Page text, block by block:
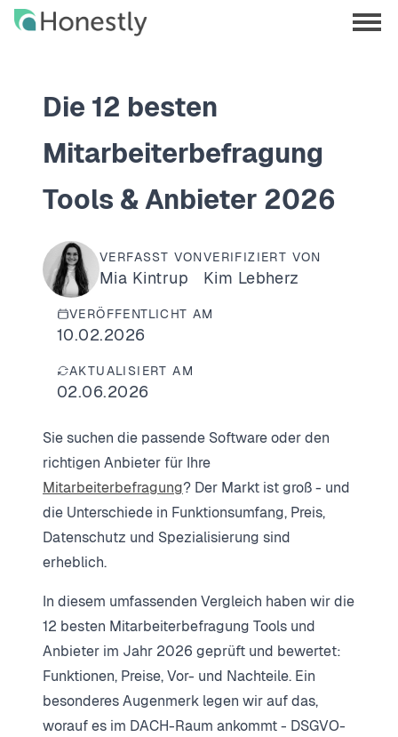
Skip
Skip
menu
Die 12 besten
Mitarbeiterbefragung
Tools & Anbieter 2026
VERFASST VON
Mia Kintrup
VERIFIZIERT VON
Kim Lebherz
VERÖFFENTLICHT AM
10.02.2026
AKTUALISIERT AM
02.06.2026
Sie suchen die passende Software oder den
richtigen Anbieter für Ihre
Mitarbeiterbefragung? Der Markt ist groß - und
die Unterschiede in Funktionsumfang, Preis,
Datenschutz und Spezialisierung sind
erheblich.
In diesem umfassenden Vergleich haben wir die
12 besten Mitarbeiterbefragung Tools und
Anbieter im Jahr 2026 geprüft und bewertet:
Funktionen, Preise, Vor- und Nachteile. Ein
besonderes Augenmerk legen wir auf das,
worauf es im DACH-Raum ankommt - DSGVO-